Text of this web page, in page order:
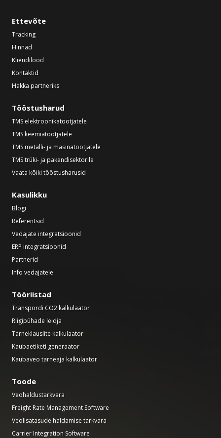
Ettevõte
Tracking
Hinnad
Kliendilood
Kontaktid
Hakka partneriks
Tööstusharud
TMS elektroonikatootjatele
TMS keemiatootjatele
TMS metalli- ja masinatootjatele
TMS trüki- ja pakendisektorile
Vaata kõiki tööstusharusid
Kasulikku
Blogi
Referentsid
Vedajate integratsioonid
ERP integratsioonid
Partnerid
Info vedajatele
Tööriistad
Transpordi CO2 kalkulaator
Riigipühade leidja
Tarneklauslite kalkulaator
Kaubaetiketi generaator
Kaubaveo tarneaja kalkulaator
Toode
Veohaldustarkvara
Freight Rate Management Software
Veolisatasude haldamise tarkvara
Carrier Integration Software